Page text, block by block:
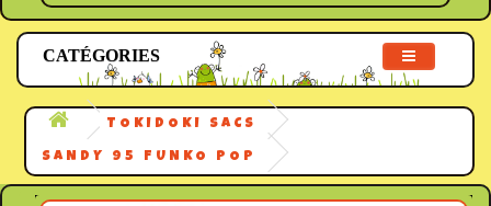
CATÉGORIES
TOKIDOKI SACS
SANDY 95 FUNKO POP